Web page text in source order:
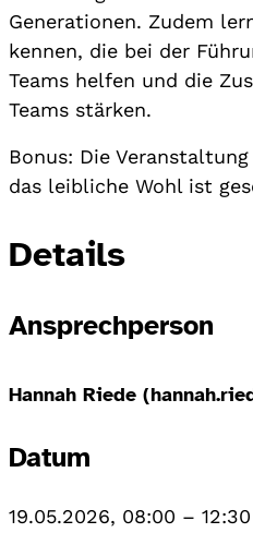
Generationen. Zudem
kennen, die bei der
Teams helfen und die
Teams stärken.
Bonus: Die
das leibliche Wohl ist
Details
Ansprechperson
Hannah Riede
Datum
19.05.2026, 08:00 – 12:30